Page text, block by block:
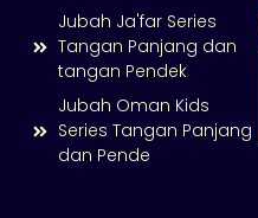
Jubah Ja'far Series
Tangan Panjang dan
tangan Pendek
Jubah Oman Kids
Series Tangan Panjang
dan Pende